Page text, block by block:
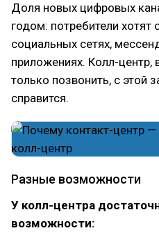
Доля новых цифровых
годом: потребители
социальных сетях,
приложениях. Колл-
только позвонить, с этой
справится.
Разные возможности
У колл-центра
возможности: